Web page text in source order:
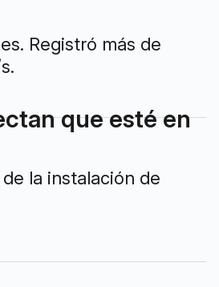
Registró más de
que esté en
la instalación de